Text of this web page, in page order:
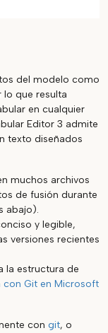
del modelo como
que resulta
en cualquier
Editor 3 admite
texto diseñados
muchos archivos
de fusión durante
abajo).
y legible,
versiones recientes
la estructura de
con Git en Microsoft
con git, o